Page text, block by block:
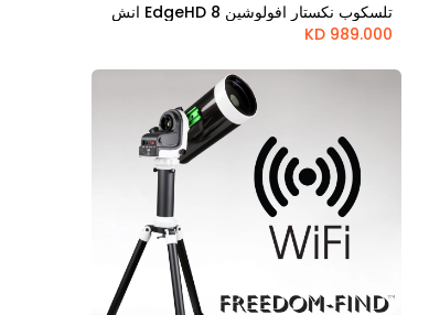
تلسكوب نكستار افولوشين EdgeHD 8 انش
989.000